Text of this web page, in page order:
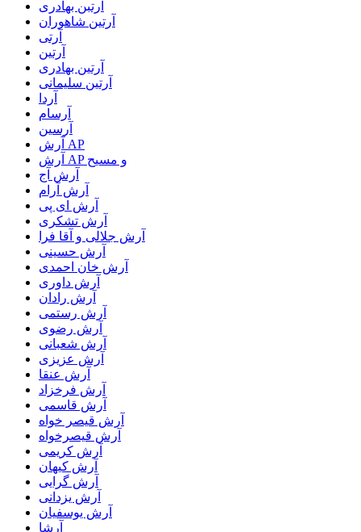
آرتبن بهادری
آرتين شاهوران
آرتی
آرتین
آرتین بهادری
آرتین سلیمانی
آردا
آرسام
آرسین
آرش AP
آرش AP و مسیح
آرش آج
آرش آرام
آرش ای پی
آرش تشکری
آرش جلالی و آقا فرا
آرش حسینی
آرش خان احمدی
آرش داوری
آرش رادان
آرش رستمى
آرش رضوی
آرش شعبانی
آرش عزیزی
آرش عنقا
آرش فرخزاد
آرش قاسمی
آرش قیصر خواه
آرش قیصرخواه
آرش کریمی
آرش کیهان
آرش گرایی
آرش یزدانی
آرش یوسفیان
آرشا